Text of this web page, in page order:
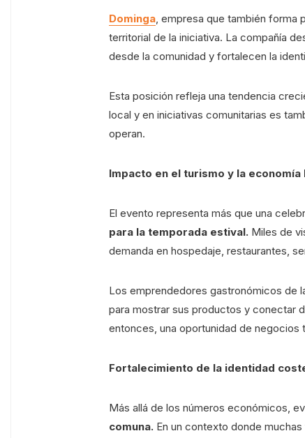
Dominga, empresa que también forma
territorial de la iniciativa. La compañía
desde la comunidad y fortalecen la
Esta posición refleja una tendencia
local y en iniciativas comunitarias es
operan.
Impacto en el turismo y la economía
El evento representa más que una
para la temporada estival. Miles de
demanda en hospedaje, restaurantes,
Los emprendedores gastronómicos de
para mostrar sus productos y conectar
entonces, una oportunidad de negocios
Fortalecimiento de la identidad
Más allá de los números económicos,
comuna. En un contexto donde